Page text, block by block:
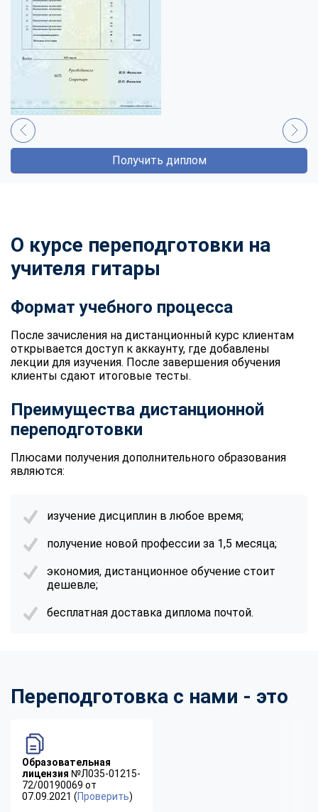
Получить диплом
О курсе переподготовки на
учителя гитары
Формат учебного процесса
После зачисления на дистанционный курс клиентам
открывается доступ к аккаунту, где добавлены
лекции для изучения. После завершения обучения
клиенты сдают итоговые тесты.
Преимущества дистанционной
переподготовки
Плюсами получения дополнительного образования
являются:
изучение дисциплин в любое время;
получение новой профессии за 1,5 месяца;
экономия, дистанционное обучение стоит
дешевле;
бесплатная доставка диплома почтой.
Переподготовка с нами - это
Образовательная
лицензия №Л035-01215-
72/00190069 от
07.09.2021 (Проверить)